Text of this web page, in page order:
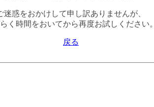
迷惑をおかけして申し訳ありませんが、
く時間をおいてから再度お試しください。
戻る